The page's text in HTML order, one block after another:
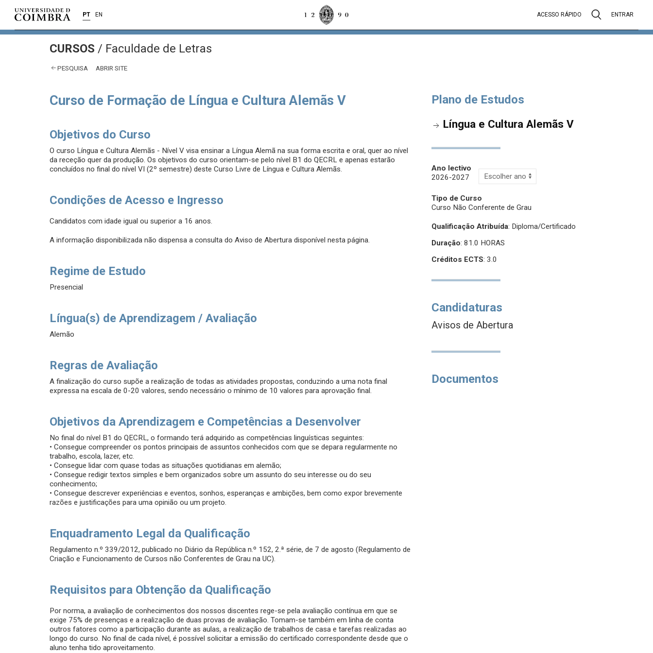
PT EN ACESSO RÁPIDO ENTRAR
CURSOS / Faculdade de Letras
PESQUISA ABRIR SITE
Curso de Formação de Língua e Cultura Alemãs V
Objetivos do Curso
O curso Língua e Cultura Alemãs - Nível V visa ensinar a Língua Alemã na sua forma escrita e oral, quer ao nível
da receção quer da produção. Os objetivos do curso orientam-se pelo nível B1 do QECRL e apenas estarão
concluídos no final do nível VI (2º semestre) deste Curso Livre de Língua e Cultura Alemãs.
Condições de Acesso e Ingresso
Candidatos com idade igual ou superior a 16 anos.
A informação disponibilizada não dispensa a consulta do Aviso de Abertura disponível nesta página.
Regime de Estudo
Presencial
Língua(s) de Aprendizagem / Avaliação
Alemão
Regras de Avaliação
A finalização do curso supõe a realização de todas as atividades propostas, conduzindo a uma nota final
expressa na escala de 0-20 valores, sendo necessário o mínimo de 10 valores para aprovação final.
Objetivos da Aprendizagem e Competências a Desenvolver
No final do nível B1 do QECRL, o formando terá adquirido as competências linguísticas seguintes:
• Consegue compreender os pontos principais de assuntos conhecidos com que se depara regularmente no
trabalho, escola, lazer, etc.
• Consegue lidar com quase todas as situações quotidianas em alemão;
• Consegue redigir textos simples e bem organizados sobre um assunto do seu interesse ou do seu
conhecimento;
• Consegue descrever experiências e eventos, sonhos, esperanças e ambições, bem como expor brevemente
razões e justificações para uma opinião ou um projeto.
Enquadramento Legal da Qualificação
Regulamento n.º 339/2012, publicado no Diário da República n.º 152, 2.ª série, de 7 de agosto (Regulamento de
Criação e Funcionamento de Cursos não Conferentes de Grau na UC).
Requisitos para Obtenção da Qualificação
Por norma, a avaliação de conhecimentos dos nossos discentes rege-se pela avaliação contínua em que se
exige 75% de presenças e a realização de duas provas de avaliação. Tomam-se também em linha de conta
outros fatores como a participação durante as aulas, a realização de trabalhos de casa e tarefas realizadas ao
longo do curso. No final de cada nível, é possível solicitar a emissão do certificado correspondente desde que o
aluno tenha tido aproveitamento.
Plano de Estudos
Língua e Cultura Alemãs V
Ano lectivo
2026-2027
Tipo de Curso
Curso Não Conferente de Grau
Qualificação Atribuída: Diploma/Certificado
Duração: 81.0 HORAS
Créditos ECTS: 3.0
Candidaturas
Avisos de Abertura
Documentos